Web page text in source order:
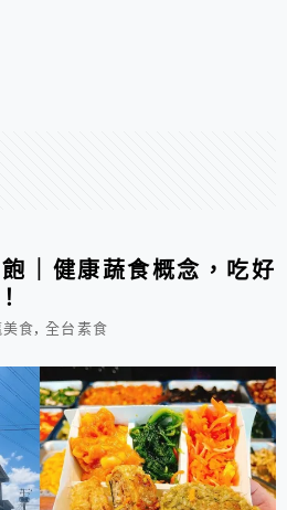
｜健康蔬食概念，吃好
食,全台素食